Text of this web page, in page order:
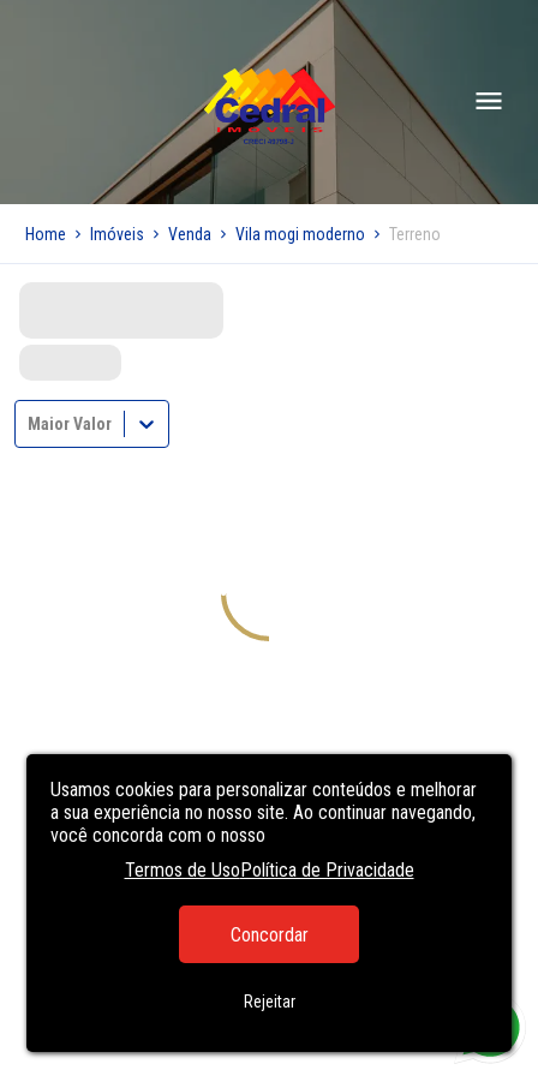
Usamos cookies para personalizar conteúdos e melhorar
a sua experiência no nosso site. Ao continuar navegando,
você concorda com o nosso
Termos de UsoPolítica de Privacidade
Concordar
Rejeitar
Home Imóveis Venda Vila mogi moderno Terreno
Maior Valor